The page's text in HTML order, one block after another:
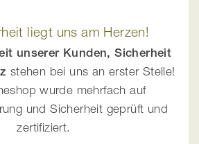
liegt uns am Herzen!
unserer Kunden, Sicherheit
stehen bei uns an erster Stelle!
wurde mehrfach auf
und Sicherheit geprüft und
zertifiziert.